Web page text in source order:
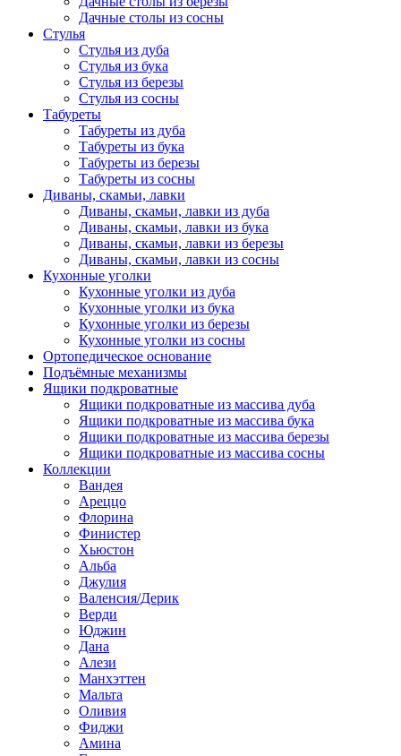
Дачные столы из сосны
Стулья
Стулья из дуба
Стулья из бука
Стулья из березы
Стулья из сосны
Табуреты
Табуреты из дуба
Табуреты из бука
Табуреты из березы
Табуреты из сосны
Диваны, скамьи, лавки
Диваны, скамьи, лавки из дуба
Диваны, скамьи, лавки из бука
Диваны, скамьи, лавки из березы
Диваны, скамьи, лавки из сосны
Кухонные уголки
Кухонные уголки из дуба
Кухонные уголки из бука
Кухонные уголки из березы
Кухонные уголки из сосны
Ортопедическое основание
Подъёмные механизмы
Ящики подкроватные
Ящики подкроватные из массива дуба
Ящики подкроватные из массива бука
Ящики подкроватные из массива березы
Ящики подкроватные из массива сосны
Коллекции
Вандея
Ареццо
Флорина
Финистер
Хьюстон
Альба
Джулия
Валенсия/Дерик
Верди
Юджин
Дана
Алези
Манхэттен
Мальта
Оливия
Фиджи
Амина